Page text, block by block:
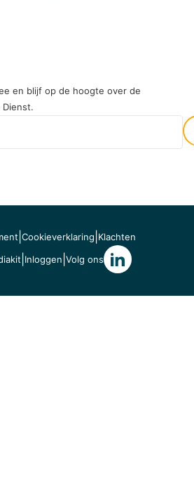
en blijf op de hoogte over de
Dienst.
Cookieverklaring Klachten
Inloggen Volg ons